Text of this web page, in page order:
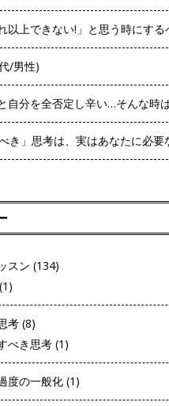
以上できない!」と思う時にす
/男性)
自分を全否定し辛い…そんな時
き」思考は、実はあなたに必要
スン (134)
(1)
考 (8)
べき思考 (1)
度の一般化 (1)